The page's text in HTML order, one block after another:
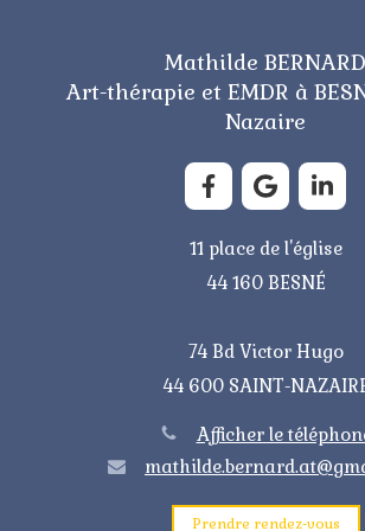
Mathilde BERNARD
Art-thérapie et EMDR à
Nazaire
11 place de l'église
44 160 BESNÉ
74 Bd Victor Hugo
44 600 SAINT-
Afficher le
Prendre rendez-vous